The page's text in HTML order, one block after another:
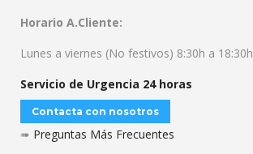
Horario A.Cliente:
Lunes a viernes (No festivos) 8:30h a 18:30h
Servicio de Urgencia 24 horas
Contacta con nosotros
➠ Preguntas Más Frecuentes